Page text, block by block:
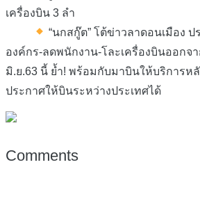
เครื่องบิน 3 ลำ
“นกสกู๊ต” โต้ข่าวลาดอนเมือง
องค์กร-ลดพนักงาน-โละเครื่องบินออกจ
มิ.ย.63 นี้ ย้ำ! พร้อมกับมาบินให้บริการห
ประกาศให้บินระหว่างประเทศได้
Comments